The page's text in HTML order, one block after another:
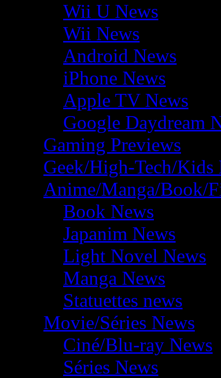
Wii U News
Wii News
Android News
iPhone News
Apple TV News
Google Daydream
Gaming Previews
Geek/High-Tech/Kids
Anime/Manga/Book/
Book News
Japanim News
Light Novel News
Manga News
Statuettes news
Movie/Séries News
Ciné/Blu-ray News
Séries News